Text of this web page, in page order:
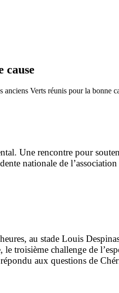
cause
Verts réunis pour la bonne
Une rencontre pour
nationale de
au stade Louis
troisième challenge de
aux questions de